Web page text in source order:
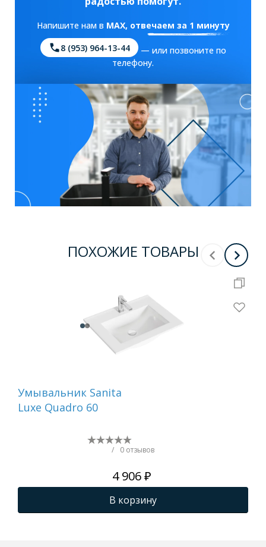
Напишите нам в MAX, отвечаем за 1 минуту
8 (953) 964-13-44
— или позвоните по
телефону.
ПОХОЖИЕ ТОВАРЫ
Умывальник Sanita
Luxe Quadro 60
/ 0 отзывов
4 906 ₽
В корзину